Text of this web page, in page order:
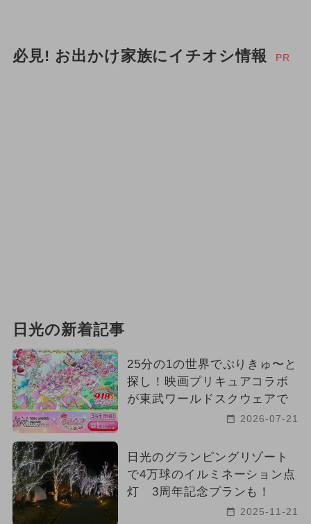
必見! お出かけ家族にイチオシ情報 PR
日光の新着記事
25分の1の世界でぷりきゅ〜と
探し！映画プリキュアコラボ
が東武ワールドスクウェアで
2026-07-21
日光のグランピングリゾート
で4万球のイルミネーション点
灯 3周年記念プランも！
2025-11-21